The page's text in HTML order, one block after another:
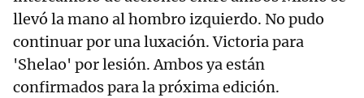
llevó la mano al hombro izquierdo. No pudo
continuar por una luxación. Victoria para
'Shelao' por lesión. Ambos ya están
confirmados para la próxima edición.